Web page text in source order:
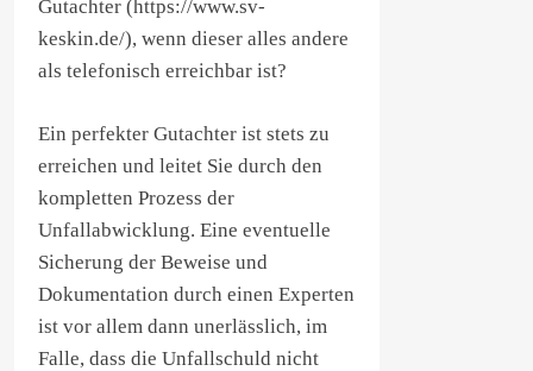
Gutachter (https://www.sv-
keskin.de/), wenn dieser alles andere
als telefonisch erreichbar ist?
Ein perfekter Gutachter ist stets zu
erreichen und leitet Sie durch den
kompletten Prozess der
Unfallabwicklung. Eine eventuelle
Sicherung der Beweise und
Dokumentation durch einen Experten
ist vor allem dann unerlässlich, im
Falle, dass die Unfallschuld nicht